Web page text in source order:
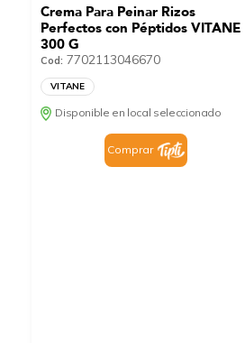
Crema Para Peinar Rizos
Perfectos con Péptidos VITANE
300 G
Cod: 7702113046670
VITANE
Disponible en local seleccionado
Comprar